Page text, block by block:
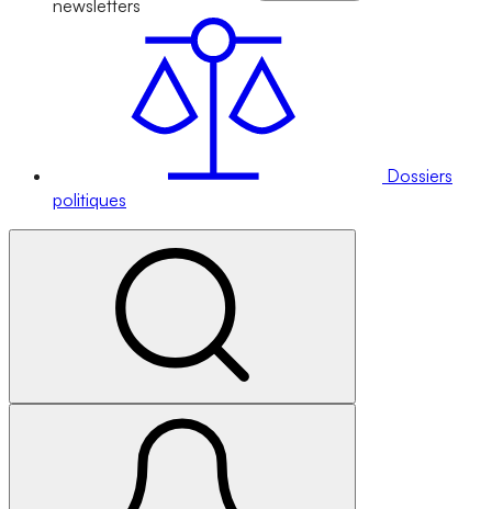
newsletters
Dossiers
politiques